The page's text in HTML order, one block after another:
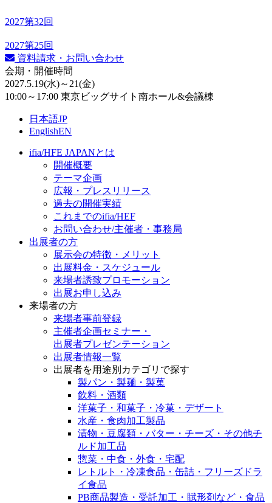
2027第32回
2027第25回
資料請求・お問い合わせ
会期・開催時間
2027.5.19(水)～21(金)
10:00～17:00 東京ビッグサイト南ホール&会議棟
日本語JP
EnglishEN
ifia/HFE JAPANとは
開催概要
テーマ企画
広報・プレスリリース
過去の開催実績
これまでのifia/HEF
お問い合わせ/主催者・事務局
出展者の方
展示会の特徴・メリット
出展料⾦・スケジュール
来場者誘致プロモーション
出展お申し込み
来場者の方
来場者事前登録
主催者企画セミナー・
出展者プレゼンテーション
出展者情報一覧
出展者を用途別カテゴリで探す
製パン・製麺・製菓
飲料・酒類
洋菓子・和菓子・冷菓・デザート
水産・食肉加工製品
漬物・豆腐類・バター・チーズ・その他チ
ルド加工品
惣菜・中食・外食・宅配
レトルト・冷凍食品・缶詰・フリーズドラ
イ食品
PB商品製造・受託加工・賦形剤など・食品